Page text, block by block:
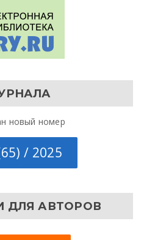
новый номер
/ 2025
ДЛЯ АВТОРОВ